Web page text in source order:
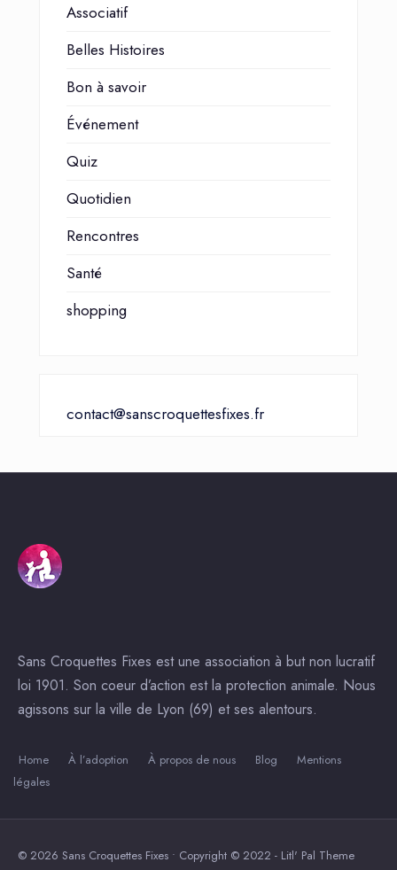
Associatif
Belles Histoires
Bon à savoir
Événement
Quiz
Quotidien
Rencontres
Santé
shopping
contact@sanscroquettesfixes.fr
Sans Croquettes Fixes est une association à but non lucratif
loi 1901. Son coeur d’action est la protection animale. Nous
agissons sur la ville de Lyon (69) et ses alentours.
Home À l’adoption À propos de nous Blog
Mentions
légales
© 2026 Sans Croquettes Fixes • Copyright © 2022 - Litl' Pal Theme